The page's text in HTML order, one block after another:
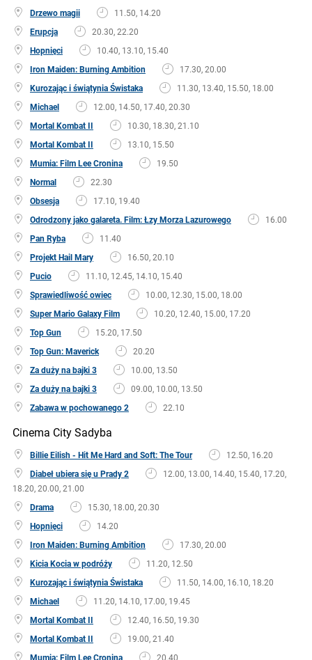
Drzewo magii
11.50, 14.20
Erupcja
20.30, 22.20
Hopnięci
10.40, 13.10, 15.40
Iron Maiden: Burning Ambition
17.30, 20.00
Kurozając i świątynia Świstaka
11.30, 13.40, 15.50, 18.00
Michael
12.00, 14.50, 17.40, 20.30
Mortal Kombat II
10.30, 18.30, 21.10
Mortal Kombat II
13.10, 15.50
Mumia: Film Lee Cronina
19.50
Normal
22.30
Obsesja
17.10, 19.40
Odrodzony jako galareta. Film: Łzy Morza Lazurowego
16.00
Pan Ryba
11.40
Projekt Hail Mary
16.50, 20.10
Pucio
11.10, 12.45, 14.10, 15.40
Sprawiedliwość owiec
10.00, 12.30, 15.00, 18.00
Super Mario Galaxy Film
10.20, 12.40, 15.00, 17.20
Top Gun
15.20, 17.50
Top Gun: Maverick
20.20
Za duży na bajki 3
10.00, 13.50
Za duży na bajki 3
09.00, 10.00, 13.50
Zabawa w pochowanego 2
22.10
Cinema City Sadyba
Billie Eilish - Hit Me Hard and Soft: The Tour
12.50, 16.20
Diabeł ubiera się u Prady 2
12.00, 13.00, 14.40, 15.40, 17.20,
18.20, 20.00, 21.00
Drama
15.30, 18.00, 20.30
Hopnięci
14.20
Iron Maiden: Burning Ambition
17.30, 20.00
Kicia Kocia w podróży
11.20, 12.50
Kurozając i świątynia Świstaka
11.50, 14.00, 16.10, 18.20
Michael
11.20, 14.10, 17.00, 19.45
Mortal Kombat II
12.40, 16.50, 19.30
Mortal Kombat II
19.00, 21.40
Mumia: Film Lee Cronina
20.40